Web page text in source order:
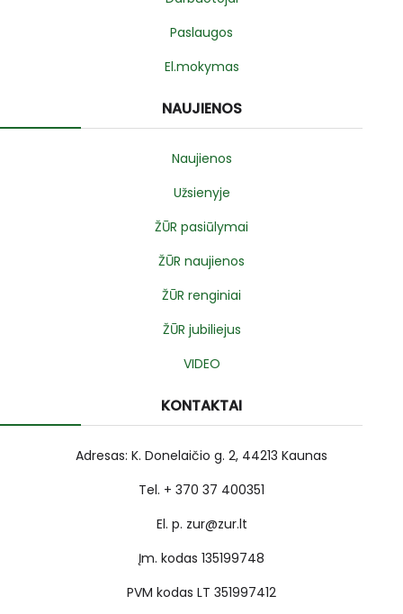
Paslaugos
El.mokymas
NAUJIENOS
Naujienos
Užsienyje
ŽŪR pasiūlymai
ŽŪR naujienos
ŽŪR renginiai
ŽŪR jubiliejus
VIDEO
KONTAKTAI
Adresas: K. Donelaičio g. 2, 44213 Kaunas
Tel. + 370 37 400351
El. p. zur@zur.lt
Įm. kodas 135199748
PVM kodas LT 351997412